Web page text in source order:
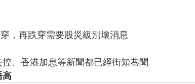
，再跌穿需要股災級別壞消息
、香港加息等新聞都已經街知巷聞
高